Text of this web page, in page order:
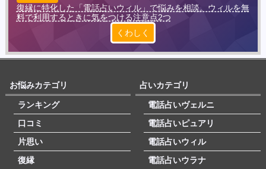
復縁に特化した「電話占いウィル」で悩みを相談。ウィルを無
料で利用するときに気をつける注意点2つ
くわしく
お悩みカテゴリ
ランキング
口コミ
片思い
復縁
占いカテゴリ
電話占いヴェルニ
電話占いピュアリ
電話占いウィル
電話占いウラナ